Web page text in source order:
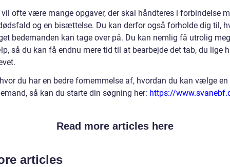
vil ofte være mange opgaver, der skal håndteres i forbindelse
og en bisættelse. Du kan derfor også forholde dig til,
bedemanden kan tage over på. Du kan nemlig få utrolig
så du kan få endnu mere tid til at bearbejde det tab, du lige
du har en bedre fornemmelse af, hvordan du kan vælge en
så kan du starte din søgning her: https://
Read more articles here
articles